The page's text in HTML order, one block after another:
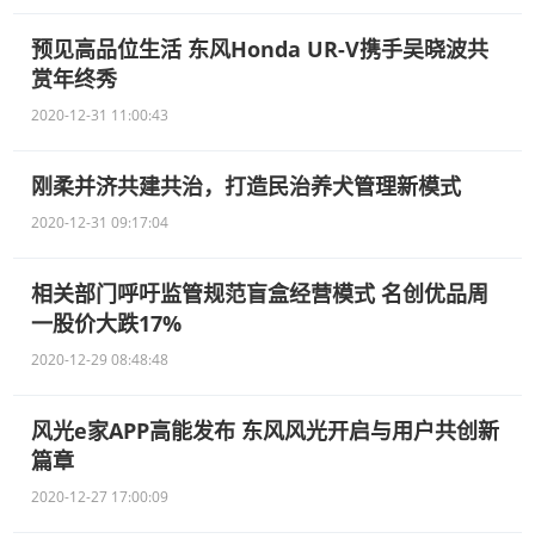
预见高品位生活 东风Honda UR-V携手吴晓波共
赏年终秀
2020-12-31 11:00:43
刚柔并济共建共治，打造民治养犬管理新模式
2020-12-31 09:17:04
相关部门呼吁监管规范盲盒经营模式 名创优品周
一股价大跌17%
2020-12-29 08:48:48
风光e家APP高能发布 东风风光开启与用户共创新
篇章
2020-12-27 17:00:09